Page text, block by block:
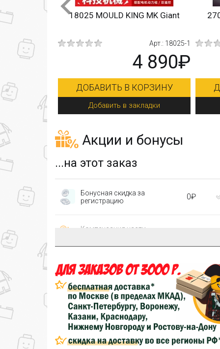
к
17021
18025 MOULD KING MK Giant
Арт.: 18025-1
4 890₽
ДОБАВИТЬ В КОРЗИНУ
Добавить в закладки
27008
Акции и бонусы
...на этот заказ
Бонусная скидка за
регистрацию
0₽
Компенсация части
...на следующий заказ
Золотая скидка
персональная
10%
(фото сборки) до 10%